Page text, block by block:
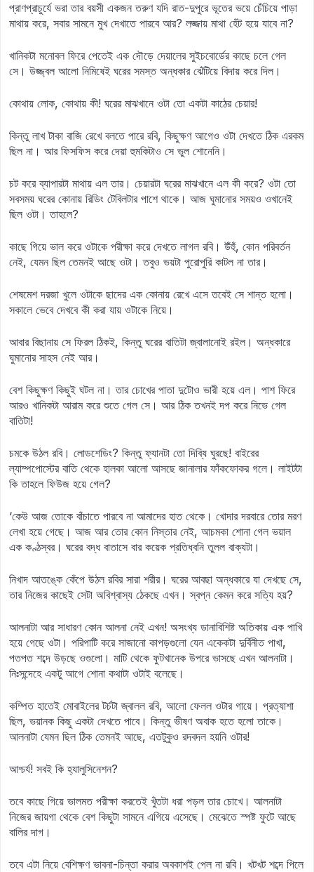
প্রাণপ্রাচুর্যে ভরা তার বয়সী একজন তরুণ যদি রাত-দুপুরে ভূতের ভয়ে চেঁচিয়ে পাড়া
মাথায় করে, সবার সামনে মুখ দেখাতে পারবে আর? লজ্জায় মাথা হেঁট হয়ে যাবে না?
খানিকটা মনোবল ফিরে পেতেই এক দৌড়ে দেয়ালের সুইচবোর্ডের কাছে চলে গেল
সে। উজ্জ্বল আলো নিমিষেই ঘরের সমস্ত অন্ধকার ঝেঁটিয়ে বিদায় করে দিল।
কোথায় লোক, কোথায় কী! ঘরের মাঝখানে ওটা তো একটা কাঠের চেয়ার!
কিন্তু লাখ টাকা বাজি রেখে বলতে পারে রবি, কিছুক্ষণ আগেও ওটা দেখতে ঠিক এরকম
ছিল না। আর ফিসফিস করে দেয়া হুমকিটাও সে ভুল শোনেনি।
চট করে ব্যাপারটা মাথায় এল তার। চেয়ারটা ঘরের মাঝখানে এল কী করে? ওটা তো
সবসময় ঘরের কোনায় রিডিং টেবিলটার পাশে থাকে। আজ ঘুমানোর সময়ও ওখানেই
ছিল ওটা। তাহলে?
কাছে গিয়ে ভাল করে ওটাকে পরীক্ষা করে দেখতে লাগল রবি। উঁহুঁ, কোন পরিবর্তন
নেই, যেমন ছিল তেমনই আছে ওটা। তবুও ভয়টা পুরোপুরি কাটল না তার।
শেষমেশ দরজা খুলে ওটাকে ছাদের এক কোনায় রেখে এসে তবেই সে শান্ত হলো।
সকালে ভেবে দেখবে কী করা যায় ওটাকে নিয়ে।
আবার বিছানায় সে ফিরল ঠিকই, কিন্তু ঘরের বাতিটা জ্বালানোই রইল। অন্ধকারে
ঘুমানোর সাহস নেই আর।
বেশ কিছুক্ষণ কিছুই ঘটল না। তার চোখের পাতা দুটোও ভারী হয়ে এল। পাশ ফিরে
আরও খানিকটা আরাম করে শুতে গেল সে। আর ঠিক তখনই দপ করে নিভে গেল
বাতিটা!
চমকে উঠল রবি। লোডশেডিং? কিন্তু ফ্যানটা তো দিব্যি ঘুরছে! বাইরের
ল্যাম্পপোস্টের বাতি থেকে হালকা আলো আসছে জানালার ফাঁকফোকর গলে। লাইটটা
কি তাহলে ফিউজ হয়ে গেল?
‘কেউ আজ তোকে বাঁচাতে পারবে না আমাদের হাত থেকে। খোদার দরবারে তোর মরণ
লেখা হয়ে গেছে। আজ আর তোর কোন নিস্তার নেই, আচমকা শোনা গেল ভয়াল
এক কণ্ঠস্বর। ঘরের বদ্ধ বাতাসে বার কয়েক প্রতিধ্বনি তুলল বাক্যটা।
নিখাদ আতঙ্কে কেঁপে উঠল রবির সারা শরীর। ঘরের আবছা অন্ধকারে যা দেখছে সে,
তার নিজের কাছেই সেটা অবিশ্বাস্য ঠেকছে এখন। স্বপ্ন কেমন করে সত্যি হয়?
আলনাটা আর সাধারণ কোন আলনা নেই এখন! অসংখ্য ডানাবিশিষ্ট অতিকায় এক পাখি
হয়ে গেছে ওটা। পরিপাটি করে সাজানো কাপড়গুলো যেন একেকটা দুর্বিনীত পাখা,
পতপত শব্দে উড়ছে ওগুলো। মাটি থেকে ফুটখানেক উপরে ভাসছে এখন আলনাটা।
নিঃসন্দেহে একটু আগে শোনা কথাটা ওটাই বলেছে।
কম্পিত হাতেই মোবাইলের টর্চটা জ্বালল রবি, আলো ফেলল ওটার গায়ে। প্রত্যাশা
ছিল, ভয়ানক কিছু একটা দেখতে পাবে। কিন্তু ভীষণ অবাক হতে হলো তাকে।
আলনাটা যেমন ছিল ঠিক তেমনই আছে, এতটুকুও রদবদল হয়নি ওটার!
আশ্চর্য! সবই কি হ্যালুসিনেশন?
তবে কাছে গিয়ে ভালমত পরীক্ষা করতেই খুঁতটা ধরা পড়ল তার চোখে। আলনাটা
নিজের জায়গা থেকে বেশ কিছুটা সামনে এগিয়ে এসেছে। মেঝেতে স্পষ্ট ফুটে আছে
বালির দাগ।
তবে এটা নিয়ে বেশিক্ষণ ভাবনা-চিন্তা করার অবকাশই পেল না রবি। খটখট শব্দে পিলে